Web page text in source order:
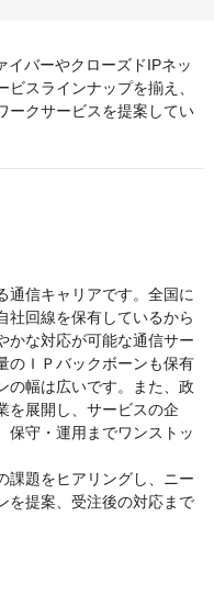
イバーやクローズドIPネッ
スラインナップを揃え、
ークサービスを提案してい
通信キャリアです。全国に
社回線を保有しているから
かな対応が可能な通信サー
のＩＰバックボーンも保有
の幅は広いです。また、政
を展開し、サービスの企
保守・運用までワンストッ
課題をヒアリングし、ニー
を提案、受注後の対応まで